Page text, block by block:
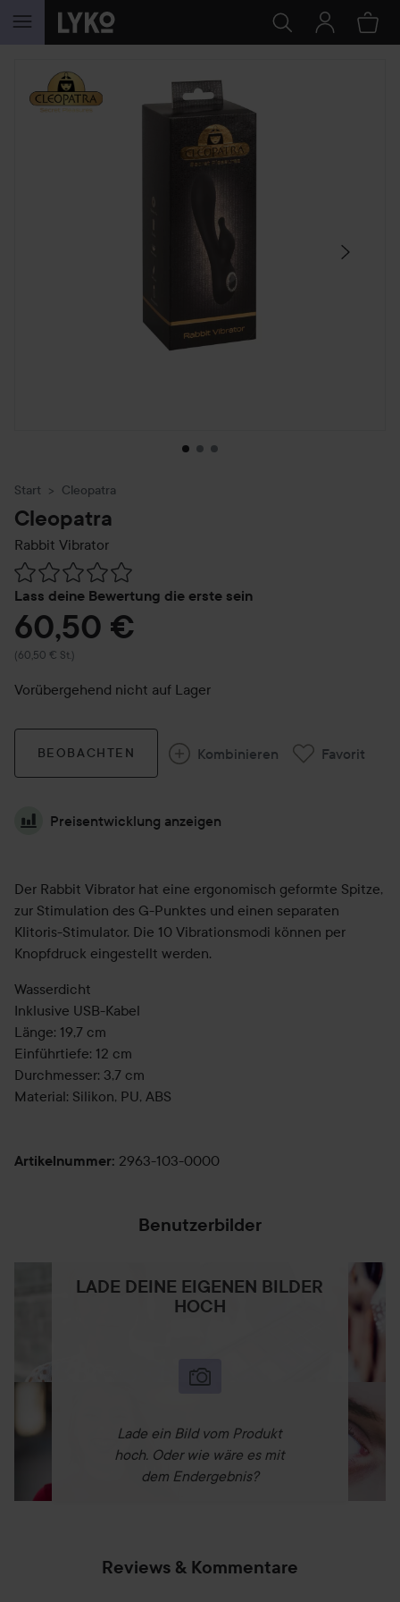
WEITER ZU INHALT
SEKTION ÜBERSPRINGEN
Start Cleopatra
Cleopatra
Rabbit Vibrator
Lass deine Bewertung die erste sein
Weiter zu Reviews & Kommentare
60,50 €
(60,50 € St.)
Vorübergehend nicht auf Lager
BEOBACHTEN Kombinieren Favorit
Preisentwicklung anzeigen
Der Rabbit Vibrator hat eine ergonomisch geformte Spitze,
zur Stimulation des G-Punktes und einen separaten
Klitoris-Stimulator. Die 10 Vibrationsmodi können per
Knopfdruck eingestellt werden.
Wasserdicht
Inklusive USB-Kabel
Länge: 19,7 cm
Einführtiefe: 12 cm
Durchmesser: 3,7 cm
Material: Silikon, PU, ABS
Artikelnummer: 2963-103-0000
Benutzerbilder
LADE DEINE EIGENEN BILDER
HOCH
Lade ein Bild vom Produkt
hoch. Oder wie wäre es mit
dem Endergebnis?
Reviews & Kommentare